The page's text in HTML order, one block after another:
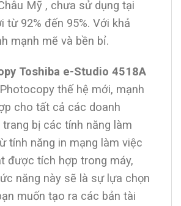
Mỹ , chưa sử dụng tại
từ 92% đến 95%. Với khả
mạnh mẽ và bền bỉ.
Toshiba e-Studio 4518A
thế hệ mới, mạnh
cho tất cả các doanh
bị các tính năng làm
tính năng in mạng làm việc
được tích hợp trong máy,
năng này sẽ là sự lựa chọn
muốn tạo ra các bản tài